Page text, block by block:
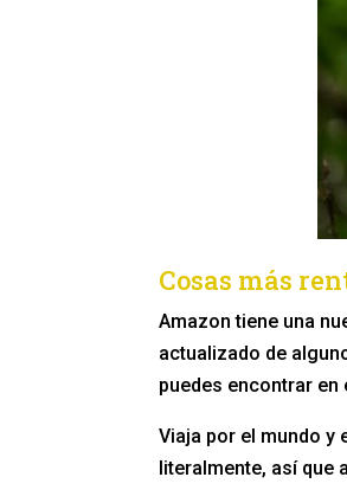
Cosas más
Amazon tiene una
actualizado de
puedes encontrar
Viaja por el mundo y
literalmente, así que